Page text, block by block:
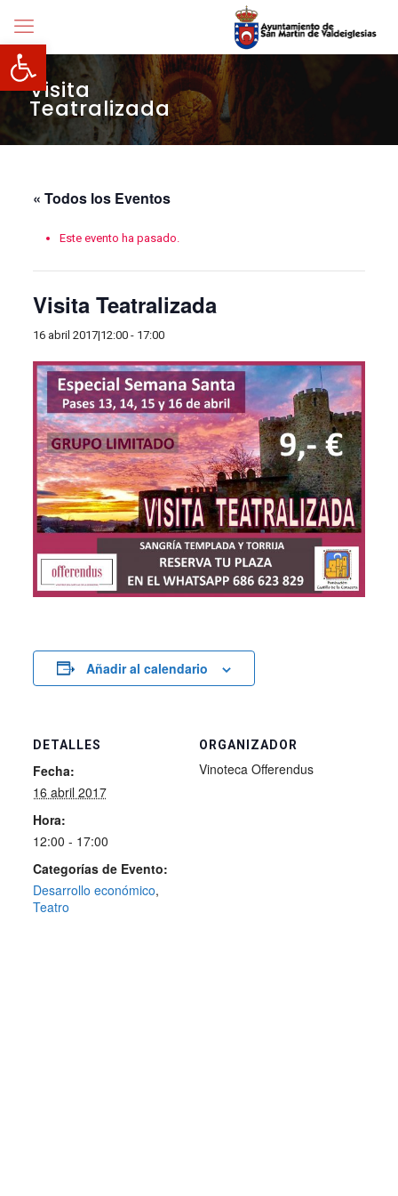
Abrir barra de herramientas
Visita
Teatralizada
« Todos los Eventos
Este evento ha pasado.
Visita Teatralizada
16 abril 2017|12:00- 17:00
Añadir al calendario
DETALLES
Fecha:
16 abril 2017
Hora:
12:00 - 17:00
Categorías de Evento:
Desarrollo económico,
Teatro
ORGANIZADOR
Vinoteca Offerendus